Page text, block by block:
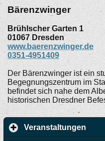
Bärenzwinger
Brühlscher Garten 1
01067 Dresden
www.baerenzwinger.de
0351-4951409
Der Bärenzwinger ist ein
Begegnungszentrum im
befindet sich nahe dem
historischen Dresdner
Veranstaltungen